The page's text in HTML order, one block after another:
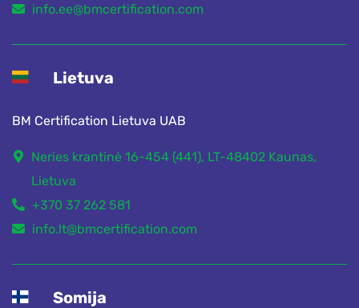
info.ee@bmcertification.com
Lietuva
BM Certification Lietuva UAB
Neries krantinė 16-454 (441), LT-48402 Kaunas,
Lietuva
+370 37 262 581
info.lt@bmcertification.com
Somija